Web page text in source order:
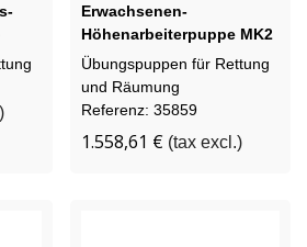
Erwachsenen-
Höhenarbeiterpuppe MK2
Übungspuppen für Rettung
und Räumung
Referenz: 35859
1.558,61 € (tax excl.)